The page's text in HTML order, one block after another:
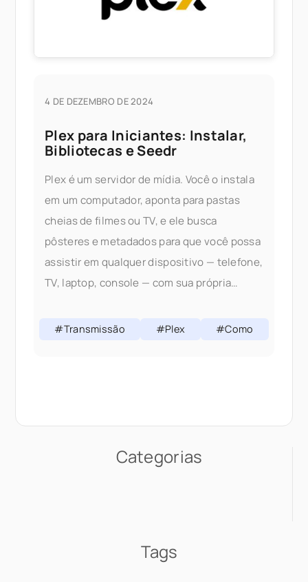
4 DE DEZEMBRO DE 2024
Plex para Iniciantes: Instalar,
Bibliotecas e Seedr
Plex é um servidor de mídia. Você o instala
em um computador, aponta para pastas
cheias de filmes ou TV, e ele busca
pôsteres e metadados para que você possa
assistir em qualquer dispositivo — telefone,
TV, laptop, console — com sua própria
completo através
#Transmissão #Plex #Como
Categorias
Tags